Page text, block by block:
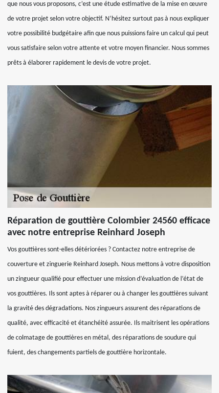
que nous vous proposons, c’est une étude estimative de la mise en œuvre
de votre projet selon votre objectif. N’hésitez surtout pas à nous expliquer
votre possibilité budgétaire afin que nous puissions faire un calcul qui peut
vous satisfaire selon votre attente et votre moyen financier. Nous sommes
prêts à élaborer rapidement le devis de votre projet.
Réparation de gouttière Colombier 24560 efficace
avec notre entreprise Reinhard Joseph
Vos gouttières sont-elles détériorées ? Contactez notre entreprise de
couverture et zinguerie Reinhard Joseph. Nous mettons à votre disposition
un zingueur qualifié pour effectuer une mission d’évaluation de l’état de
vos gouttières. Ils sont aptes à réparer ou à changer les gouttières suivant
la gravité des dégradations. Nos zingueurs assurent des réparations de
qualité, avec efficacité et étanchéité assurée. Ils maitrisent les opérations
de colmatage de gouttières en métal, des réparations de soudure qui
fuient, des changements partiels de gouttière horizontale.